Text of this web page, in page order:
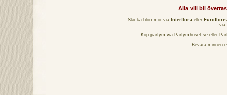
Alla vill bli
Skicka blommor via Interflora eller
via
Köp parfym via Parfymhuset.seeller
Bevara minnen